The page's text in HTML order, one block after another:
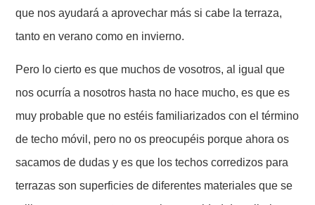
que nos ayudará a aprovechar más si cabe la terraza,
tanto en verano como en invierno.
Pero lo cierto es que muchos de vosotros, al igual que
nos ocurría a nosotros hasta no hace mucho, es que es
muy probable que no estéis familiarizados con el término
de techo móvil, pero no os preocupéis porque ahora os
sacamos de dudas y es que los techos corredizos para
terrazas son superficies de diferentes materiales que se